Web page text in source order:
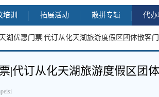
训 拓展活动 散拼专辑 代办
湖优惠门票|代订从化天湖旅游度假区团体散客
|代订从化天湖旅游度假区团